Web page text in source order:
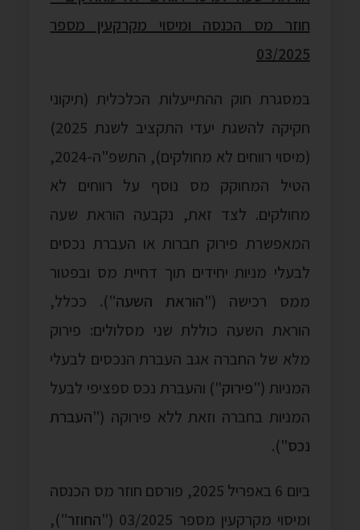
חוזר מס הכנסה ומיסוי מקרקעין מספר
03/2025
במסגרת חוק ההתייעלות הכלכלית (תיקוני
חקיקה להשגת יעדי התקציב לשנת 2025)
(מיסוי רווחים לא מחולקים), התשפ"ה-2024,
הטיל המחוקק מס נוסף על רווחים לא
מחולקים. לצד זאת, נקבעה הוראת שעה
המאפשרת פירוק חברות או העברת נכסים
לבעלי מניות יחידים תוך דחיית מס ובפטור
ממס רכישה ("הוראת השעה"). ככלל,
הוראת השעה כוללת שני מסלולים: פירוק
מלא של החברה אגב העברת הנכסים לבעלי
המניות ("פירוק") והעברת נכס ספציפי לבעל
המניות בחברה וזאת ללא פירוקה ("העברת
נכס").
ביום 6 באפריל 2025, פורסם חוזר מס הכנסה
ומיסוי מקרקעין מספר 03/2025 ("
החוזר"),